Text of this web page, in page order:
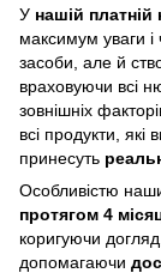
У нашій платній
максимум уваги
засоби, але й
враховуючи всі
зовнішніх
всі продукти,
принесуть
Особливістю
протягом 4
коригуючи
допомагаючи